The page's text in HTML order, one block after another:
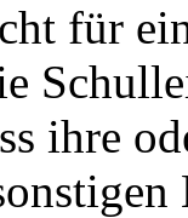
für
ihre